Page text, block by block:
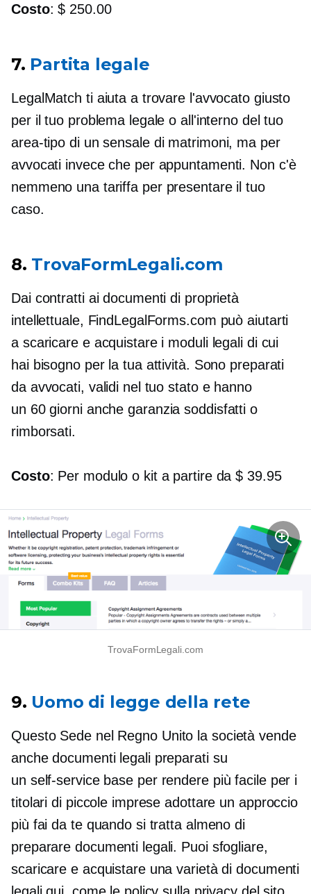
Costo: $ 250.00
7. Partita legale
LegalMatch ti aiuta a trovare l'avvocato giusto
per il tuo problema legale o all'interno del tuo
area-tipo di un sensale di matrimoni, ma per
avvocati invece che per appuntamenti. Non c'è
nemmeno una tariffa per presentare il tuo
caso.
8. TrovaFormLegali.com
Dai contratti ai documenti di proprietà
intellettuale, FindLegalForms.com può aiutarti
a scaricare e acquistare i moduli legali di cui
hai bisogno per la tua attività. Sono preparati
da avvocati, validi nel tuo stato e hanno
un 60 giornianche garanzia soddisfatti o
rimborsati.
Costo: Per modulo o kit a partire da $ 39.95
TrovaFormLegali.com
9. Uomo di legge della rete
Questo Sede nel Regno Unito la società vende
anche documenti legali preparati su
un self-servicebase per rendere più facile per i
titolari di piccole imprese adottare un approccio
più fai da te quando si tratta almeno di
preparare documenti legali. Puoi sfogliare,
scaricare e acquistare una varietà di documenti